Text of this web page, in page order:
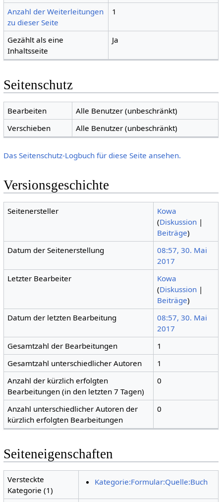
Anzahl der Weiterleitungen
zu dieser Seite
1
Gezählt als eine
Inhaltsseite
Ja
Seitenschutz
Bearbeiten
Alle Benutzer (unbeschränkt)
Verschieben
Alle Benutzer (unbeschränkt)
Das Seitenschutz-Logbuch für diese Seite ansehen.
Versionsgeschichte
Seitenersteller
Kowa
(Diskussion |
Beiträge)
Datum der Seitenerstellung
08:57, 30. Mai
2017
Letzter Bearbeiter
Kowa
(Diskussion |
Beiträge)
Datum der letzten Bearbeitung
08:57, 30. Mai
2017
Gesamtzahl der Bearbeitungen
1
Gesamtzahl unterschiedlicher Autoren
1
Anzahl der kürzlich erfolgten
Bearbeitungen (in den letzten 7 Tagen)
0
Anzahl unterschiedlicher Autoren der
kürzlich erfolgten Bearbeitungen
0
Seiteneigenschaften
Versteckte
Kategorie (1)
Kategorie:Formular:Quelle:Buch